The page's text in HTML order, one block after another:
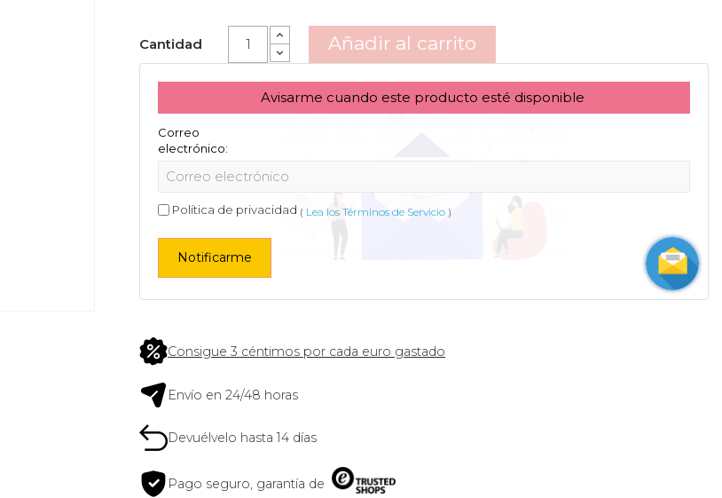
Cantidad Añadir al carrito
Avisarme cuando este producto esté disponible
Correo
electrónico:
Política de privacidad ( Lea los Términos de Servicio )
Notificarme
Consigue 3 céntimos por cada euro gastado
Envío en 24/48 horas
Devuélvelo hasta 14 días
Pago seguro, garantía de